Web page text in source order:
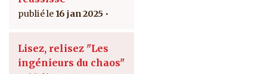
16 jan 2025
Lisez, relisez "Les
ingénieurs du chaos"